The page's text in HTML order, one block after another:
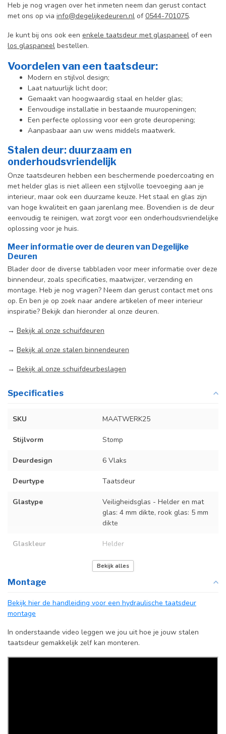
Heb je nog vragen over het inmeten neem dan gerust contact
met ons op via info@degelijkedeuren.nl of0544-701075.
Je kunt bij ons ook een enkele taatsdeur met glaspaneel of een
los glaspaneel bestellen.
Voordelen van een taatsdeur:
Modern en stijlvol design;
Laat natuurlijk licht door;
Gemaakt van hoogwaardig staal en helder glas;
Eenvoudige installatie in bestaande muuropeningen;
Een perfecte oplossing voor een grote deuropening;
Aanpasbaar aan uw wens middels maatwerk.
Stalen deur: duurzaam en
onderhoudsvriendelijk
Onze taatsdeuren hebben een beschermende poedercoating en
met helder glas is niet alleen een stijlvolle toevoeging aan je
interieur, maar ook een duurzame keuze. Het staal en glas zijn
van hoge kwaliteit en gaan jarenlang mee. Bovendien is de deur
eenvoudig te reinigen, wat zorgt voor een onderhoudsvriendelijke
oplossing voor je huis.
Meer informatie over de deuren van Degelijke
Deuren
Blader door de diverse tabbladen voor meer informatie over deze
binnendeur, zoals specificaties, maatwijzer, verzending en
montage. Heb je nog vragen? Neem dan gerust contact met ons
op. En ben je op zoek naar andere artikelen of meer interieur
inspiratie? Bekijk dan hieronder al onze deuren.
→ Bekijk al onze schuifdeuren
→ Bekijk al onze stalen binnendeuren
→ Bekijk al onze schuifdeurbeslagen
Specificaties
SKU MAATWERK25
Stijlvorm Stomp
Deurdesign 6 Vlaks
Deurtype Taatsdeur
Glastype
Veiligheidsglas - Helder en mat
glas: 4 mm dikte, rook glas: 5 mm
dikte
Glaskleur Helder
Op maat gemaakt
Kozijnmaat
Incl. deurgreep
vloerscharnier
(uitsluitend
taatsdeuren)
Bekijk alles
Montage
Bekijk hier de handleiding voor een hydraulische taatsdeur
montage
In onderstaande video leggen we jou uit hoe je jouw stalen
taatsdeur gemakkelijk zelf kan monteren.